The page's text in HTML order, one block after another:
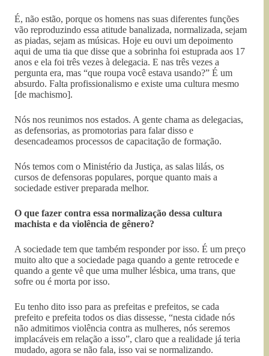
É, não estão, porque os homens nas suas diferentes funções
vão reproduzindo essa atitude banalizada, normalizada, sejam
as piadas, sejam as músicas. Hoje eu ouvi um depoimento
aqui de uma tia que disse que a sobrinha foi estuprada aos 17
anos e ela foi três vezes à delegacia. E nas três vezes a
pergunta era, mas “que roupa você estava usando?” É um
absurdo. Falta profissionalismo e existe uma cultura mesmo
[de machismo].
Nós nos reunimos nos estados. A gente chama as delegacias,
as defensorias, as promotorias para falar disso e
desencadeamos processos de capacitação de formação.
Nós temos com o Ministério da Justiça, as salas lilás, os
cursos de defensoras populares, porque quanto mais a
sociedade estiver preparada melhor.
O que fazer contra essa normalização dessa cultura
machista e da violência de gênero?
A sociedade tem que também responder por isso. É um preço
muito alto que a sociedade paga quando a gente retrocede e
quando a gente vê que uma mulher lésbica, uma trans, que
sofre ou é morta por isso.
Eu tenho dito isso para as prefeitas e prefeitos, se cada
prefeito e prefeita todos os dias dissesse, “nesta cidade nós
não admitimos violência contra as mulheres, nós seremos
implacáveis em relação a isso”, claro que a realidade já teria
mudado, agora se não fala, isso vai se normalizando.